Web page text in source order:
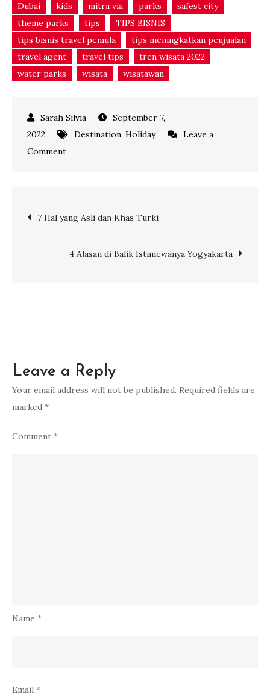
Dubai
kids mitra via parks
safest city
theme parks
tips
TIPS BISNIS
tips bisnis travel pemula
tips meningkatkan penjualan
travel agent
travel tips
tren wisata 2022
water parks
wisata wisatawan
September 7,
2022
Destination, Holiday
Leave a
Commenton
WISATA
YANG
Post
navigation
7 Hal yang Asli dan Khas Turki
4 Alasan di Balik Istimewanya Yogyakarta
Leave a Reply
Your email address will not be published. Required fields are
marked *
Comment *
Name *
Email *